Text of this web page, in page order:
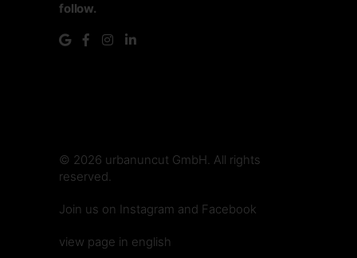
follow.
© 2026 urbanuncut GmbH. All rights
reserved.
Join us on Instagram and Facebook
view page in english